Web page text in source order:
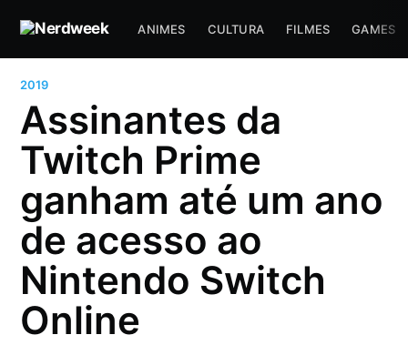
ANIMES CULTURA FILMES GAMES
2019
Assinantes da
Twitch Prime
ganham até um ano
de acesso ao
Nintendo Switch
Online